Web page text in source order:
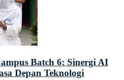
Batch 6: Sinergi AI
Depan Teknologi